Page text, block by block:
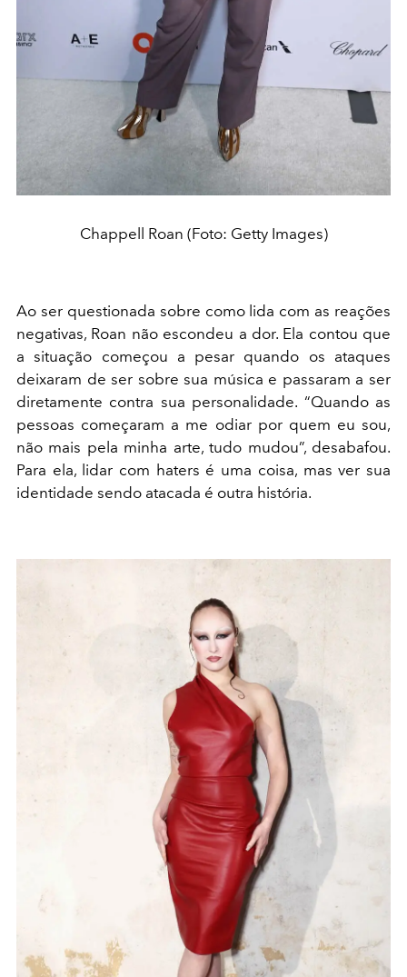
Chappell Roan (Foto: Getty Images)
Ao ser questionada sobre como lida com as reações
negativas, Roan não escondeu a dor. Ela contou que
a situação começou a pesar quando os ataques
deixaram de ser sobre sua música e passaram a ser
diretamente contra sua personalidade. “Quando as
pessoas começaram a me odiar por quem eu sou,
não mais pela minha arte, tudo mudou”, desabafou.
Para ela, lidar com haters é uma coisa, mas ver sua
identidade sendo atacada é outra história.